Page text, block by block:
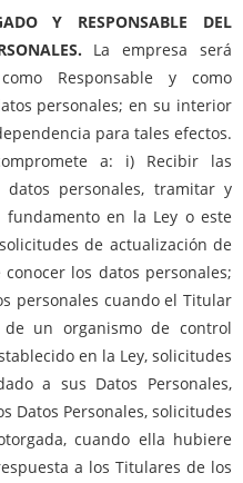
Y RESPONSABLE DEL
La empresa será
Responsable y como
personales; en su interior
para tales efectos.
a: i) Recibir las
personales, tramitar y
en la Ley o este
de actualización de
los datos personales;
personales cuando el Titular
un organismo de control
en la Ley, solicitudes
a sus Datos Personales,
Datos Personales, solicitudes
cuando ella hubiere
a los Titulares de los